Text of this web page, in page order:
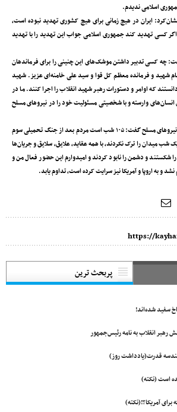
اسلامی ندیدم.
ایران در هیچ زمانی برای هیچ کشوری تهدید نبوده است،
کسی تهدید کند جمهوری اسلامی جواب این تهدید را با تهدید
چه کسی تدبیر داشتن موشک‌های این چنینی را برای فرماندهان
شهید و فرمانده معظم کل قوا و سید علی خامنه‌ای عزیز. شهید
که اوامر و دستورات رهبر شهید انقلاب را اجرا کنند. ما در
وارسته و با شخصیتی مسئولیت خود را در نیروهای مسلح
رئیس عقیدتی سیاسی ستاد کل نیروهای مسلح گفت: ۱۰۵ شب است مردم بعد از جنگ تحمیلی سوم
در میادین حضور پیدا کردند و یک شب میدان را ترک نکردند، با همه عقاید، علایق، سلایق و جریان‎‌ها
شکستند و دشمن را نابود کردند و امیدوارم این حضور فعال من و
و به اروپا و آمریکا نیز سرایت کرده است، تداوم یابد.
https://
پربحث ترین
سفید شده‌اند!
رهبر انقلاب به نامه رئیس‌جمهور
هندسه قدرت(یادداشت روز)
است (نکته)
برای آمریکا؟!(نکته)